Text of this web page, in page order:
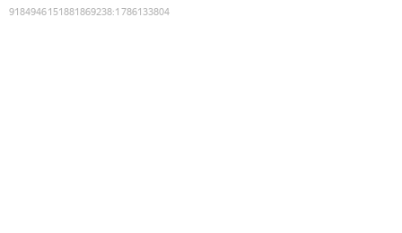
9184946151881869238:1786133804